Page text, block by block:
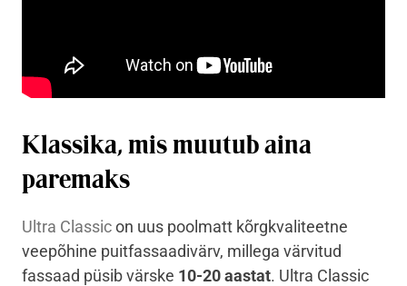
Klassika, mis muutub aina
paremaks
Ultra Classicon uus poolmatt kõrgkvaliteetne
veepõhine puitfassaadivärv, millega värvitud
fassaad püsib värske 10-20 aastat. Ultra Classic